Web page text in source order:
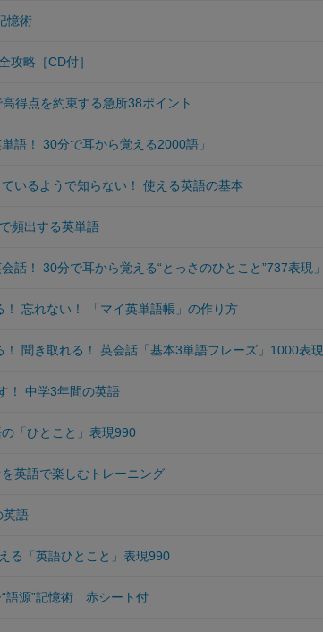
憶術
略［CD付］
得点を約束する急所38ポイント
語！ 30分で耳から覚える2000語」
いるようで知らない！ 使える英語の基本
頻出する英単語
！ 30分で耳から覚える“とっさのひとこと”737表現」
忘れない！ 「マイ英単語帳」の作り方
聞き取れる！ 英会話「基本3単語フレーズ」1000表現
！ 中学3年間の英語
「ひとこと」表現990
英語で楽しむトレーニング
英語
る「英語ひとこと」表現990
語源”記憶術 赤シート付